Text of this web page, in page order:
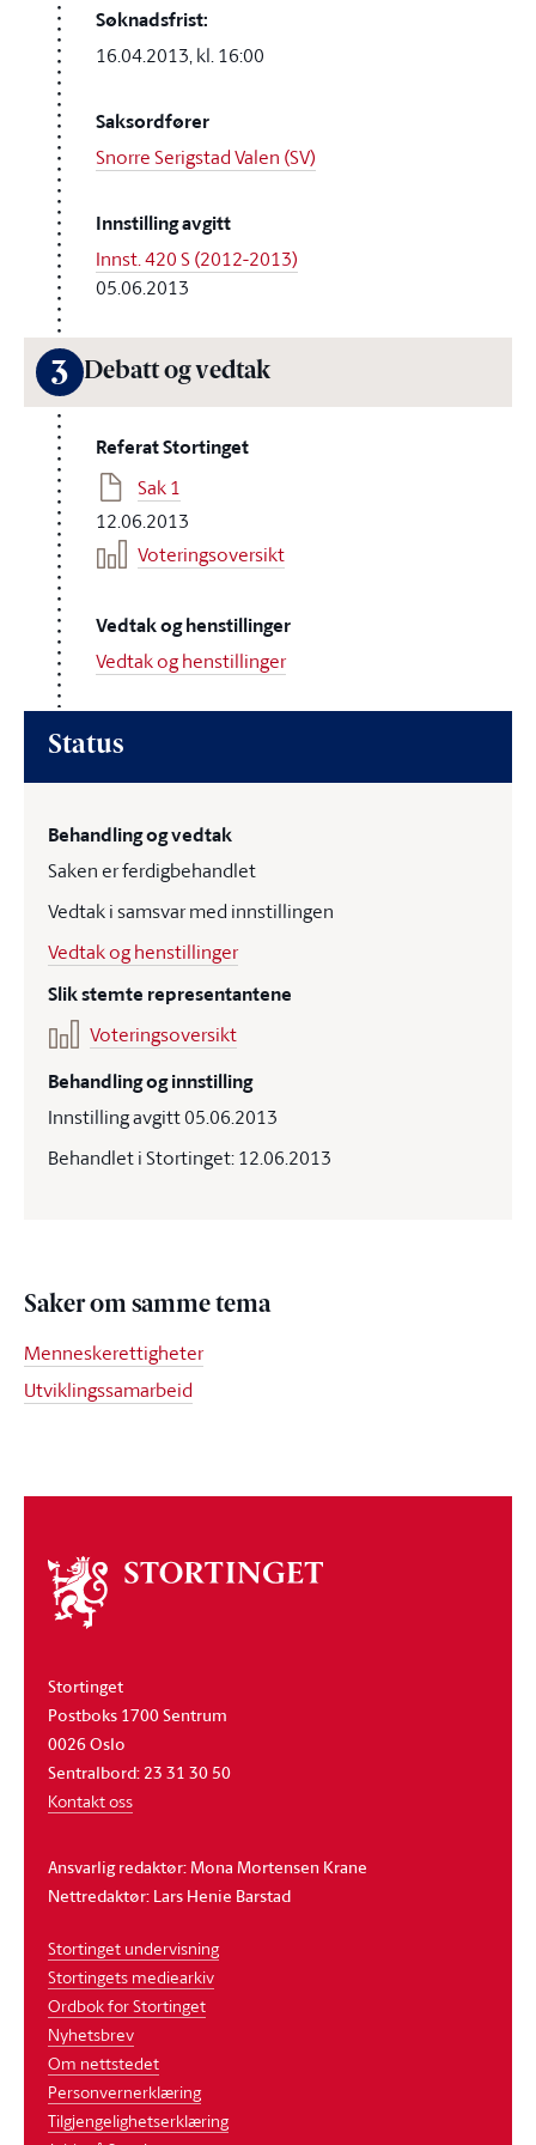
Søknadsfrist:
16.04.2013, kl. 16:00
Saksordfører
Snorre Serigstad Valen (SV)
Innstilling avgitt
Innst. 420 S (2012-2013)
05.06.2013
3 Debatt og vedtak
Referat Stortinget
Sak 1
12.06.2013
Voteringsoversikt
Vedtak og henstillinger
Vedtak og henstillinger
Status
Behandling og vedtak
Saken er ferdigbehandlet
Vedtak i samsvar med innstillingen
Vedtak og henstillinger
Slik stemte representantene
Voteringsoversikt
Behandling og innstilling
Innstilling avgitt 05.06.2013
Behandlet i Stortinget: 12.06.2013
Saker om samme tema
Menneskerettigheter
Utviklingssamarbeid
Om
stortinget
Stortinget
Postboks 1700 Sentrum
0026 Oslo
Sentralbord: 23 31 30 50
Kontakt oss
Ansvarlig redaktør: Mona Mortensen Krane
Nettredaktør: Lars Henie Barstad
Stortinget undervisning
Stortingets mediearkiv
Ordbok for Stortinget
Nyhetsbrev
Om nettstedet
Personvernerklæring
Tilgjengelighetserklæring